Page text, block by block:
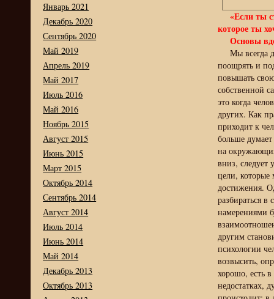
«Если ты
которое ты
Основы
Мы всегда
поощрять и
повышать
собственной
это когда
других. Как
приходит к
больше
на
вниз, следует
цели, которые
достижения.
разбираться в
намерениями
другим
психологии
возвысить,
хорошо, есть
недостатках,
Январь 2021
Декабрь 2020
Сентябрь 2020
Май 2019
Апрель 2019
Май 2017
Июль 2016
Май 2016
Ноябрь 2015
Август 2015
Июнь 2015
Март 2015
Октябрь 2014
Сентябрь 2014
Август 2014
Июль 2014
Июнь 2014
Май 2014
Декабрь 2013
Октябрь 2013